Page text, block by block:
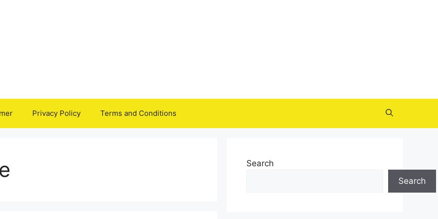
Privacy Policy Terms and Conditions
Search
Search